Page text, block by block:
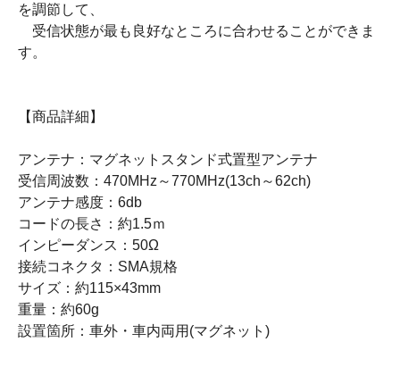
を調節して、
受信状態が最も良好なところに合わせることができま
す。
【商品詳細】
アンテナ：マグネットスタンド式置型アンテナ
受信周波数：470MHz～770MHz(13ch～62ch)
アンテナ感度：6db
コードの長さ：約1.5ｍ
インピーダンス：50Ω
接続コネクタ：SMA規格
サイズ：約115×43mm
重量：約60g
設置箇所：車外・車内両用(マグネット)